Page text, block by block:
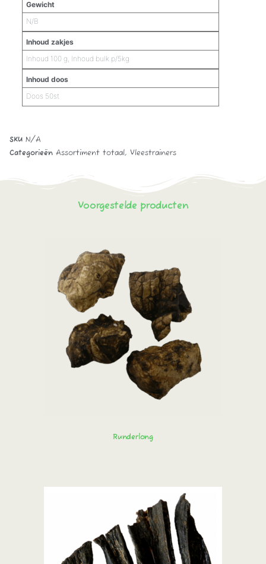
Gewicht
N/B
Inhoud zakjes
Inhoud 100 g, Inhoud bulk p/5kg
Inhoud doos
Doos 50st
SKU N/A
Categorieën Assortiment totaal, Vleestrainers
Voorgestelde producten
Runderlong